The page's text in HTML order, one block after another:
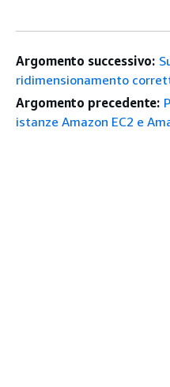
Argomento successivo:
ridimensionamento
Argomento precedente:
istanze Amazon EC2 e